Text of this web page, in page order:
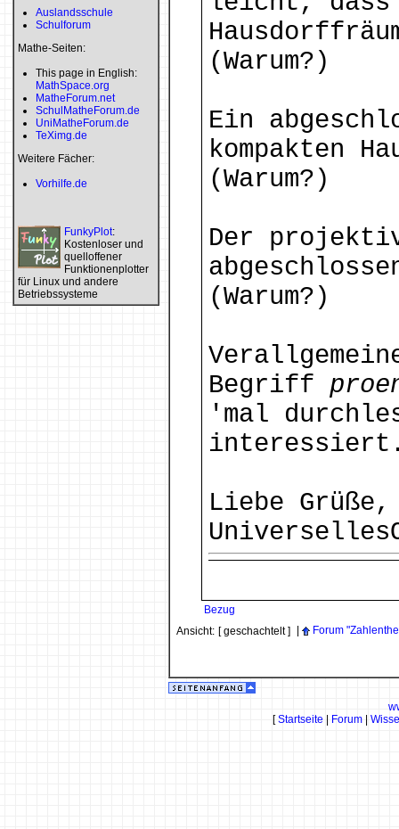
Auslandsschule
Schulforum
Mathe-Seiten:
This page in English:
MathSpace.org
MatheForum.net
SchulMatheForum.de
UniMatheForum.de
TeXimg.de
Weitere Fächer:
Vorhilfe.de
FunkyPlot:
Kostenloser und
quelloffener
Funktionenplotter
für Linux und andere
Betriebssysteme
(Warum?)
Ein
kompakten
(Warum?)
Der
(Warum?)
Begriff
'mal
Liebe Grüße,
Bezug
Ansicht: [ geschachtelt ] Forum
[Startseite Forum